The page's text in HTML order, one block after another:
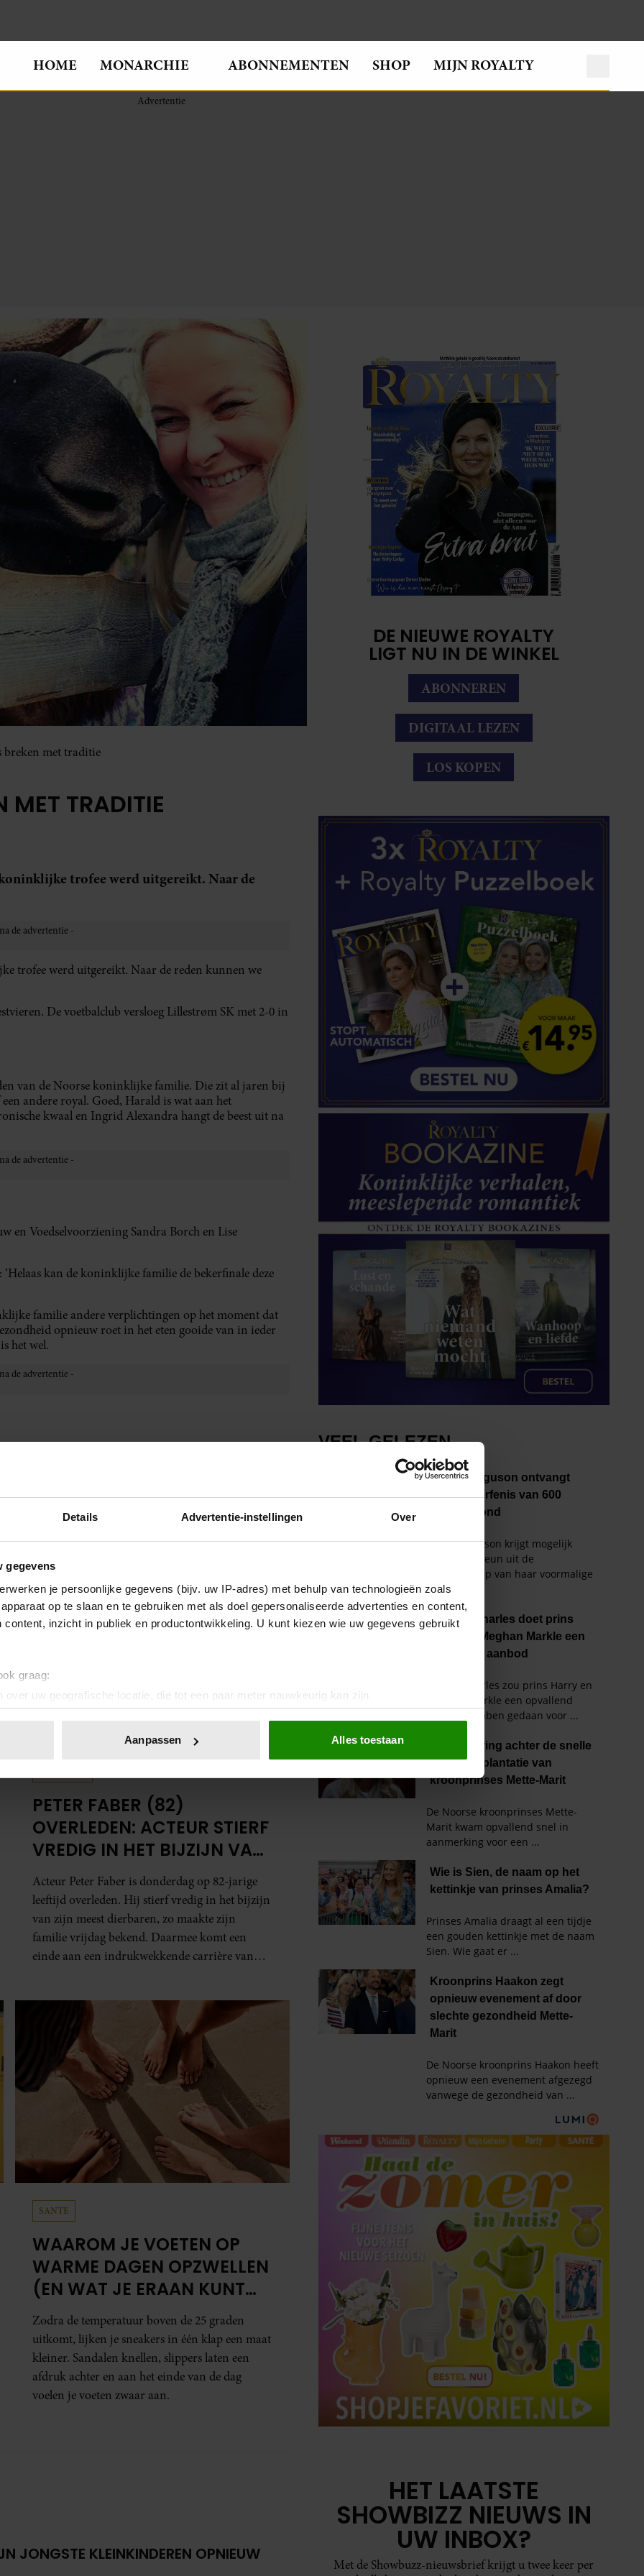
Details Advertentie-instellingen Over
gegevens
je persoonlijke gegevens (bijv. uw IP-adres) met behulp van technologieën zoals
op te slaan en te gebruiken met als doel gepersonaliseerde advertenties en content,
content, inzicht in publiek en productontwikkeling. U kunt kiezen wie uw gegevens gebruikt
graag:
over uw geografische locatie, die tot een paar meter nauwkeurig kan zijn
door het actief te scannen op specifieke eigenschappen (fingerprinting)
of intrekken in de Cookieverklaring.
en advertenties te personaliseren, om functies voor social media te bieden en om ons
Ook delen we informatie over uw gebruik van onze site met onze partners voor social
Deze partners kunnen deze gegevens combineren met andere informatie die u aan ze heeft
op basis van uw gebruik van hun services. U gaat akkoord met onze cookies als u
Aanpassen Alles toestaan
HOME MONARCHIE ABONNEMENTEN SHOP MIJN ROYALTY
breken met traditie
MET TRADITIE
trofee werd uitgereikt. Naar de
trofee werd uitgereikt. Naar de reden kunnen we
De voetbalclub versloeg Lillestrøm SK met 2-0 in
van de Noorse koninklijke familie. Die zit al jaren bij
andere royal. Goed, Harald is wat aan het
kwaal en Ingrid Alexandra hangt de beest uit na
en Voedselvoorziening Sandra Borch en Lise
‘Helaas kan de koninklijke familie de bekerfinale deze
familie andere verplichtingen op het moment dat
opnieuw roet in het eten gooide van in ieder
het wel.
PETER FABER (82)
OVERLEDEN: ACTEUR STIERF
VREDIG IN HET BIJZIJN VAN
ZIJN MEEST DIERBAREN
Acteur Peter Faber is donderdag op 82-jarige
leeftijd overleden. Hij stierf vredig in het bijzijn
van zijn meest dierbaren, zo maakte zijn
familie vrijdag bekend. Daarmee komt een
einde aan een indrukwekkende carrière van
SANTE
WAAROM JE VOETEN OP
WARME DAGEN OPZWELLEN
(EN WAT JE ERAAN KUNT
DOEN)
Zodra de temperatuur boven de 25 graden
uitkomt, lijken je sneakers in één klap een maat
kleiner. Sandalen knellen, slippers laten een
afdruk achter en aan het einde van de dag
voelen je voeten zwaar aan.
JONGSTE KLEINKINDEREN OPNIEUW
DE NIEUWE ROYALTY
LIGT NU IN DE WINKEL
ABONNEREN
DIGITAAL LEZEN
LOS KOPEN
HET LAATSTE
SHOWBIZZ NIEUWS IN
UW INBOX?
Met de Showbuzz-nieuwsbrief krijgt u twee keer per